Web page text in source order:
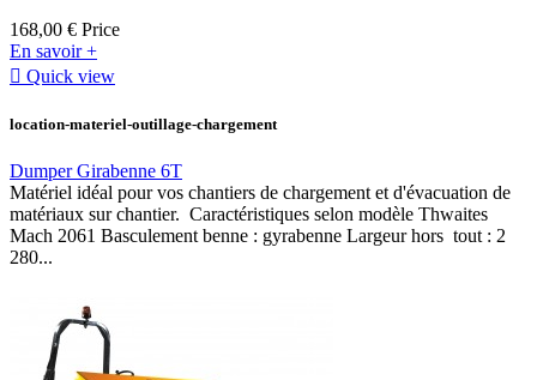
168,00 € Price
En savoir +
 Quick view
location-materiel-outillage-chargement
Dumper Girabenne 6T
Matériel idéal pour vos chantiers de chargement et d'évacuation de
matériaux sur chantier. Caractéristiques selon modèle Thwaites
Mach 2061 Basculement benne : gyrabenne Largeur hors tout : 2
280...